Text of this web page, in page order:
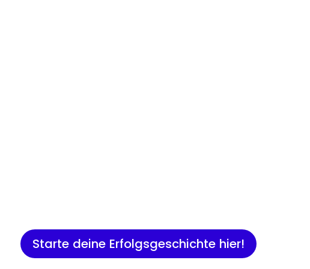
Starte deine Erfolgsgeschichte hier!